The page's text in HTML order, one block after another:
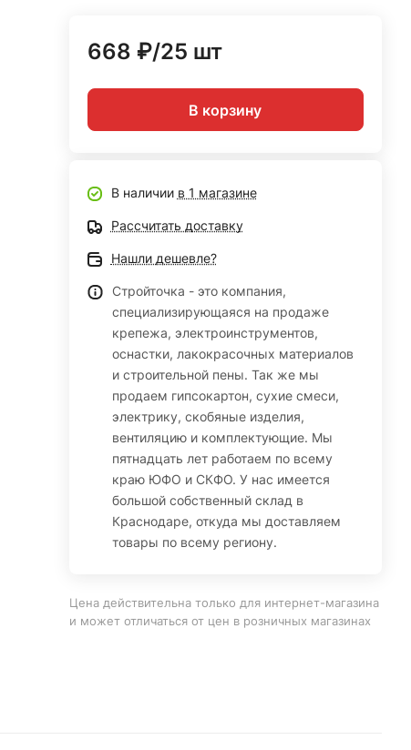
668 ₽/25 шт
В корзину
В наличии в 1 магазине
Рассчитать доставку
Нашли дешевле?
Стройточка - это компания,
специализирующаяся на продаже
крепежа, электроинструментов,
оснастки, лакокрасочных материалов
и строительной пены. Так же мы
продаем гипсокартон, сухие смеси,
электрику, скобяные изделия,
вентиляцию и комплектующие. Мы
пятнадцать лет работаем по всему
краю ЮФО и СКФО. У нас имеется
большой собственный склад в
Краснодаре, откуда мы доставляем
товары по всему региону.
Цена действительна только для интернет-магазина
и может отличаться от цен в розничных магазинах